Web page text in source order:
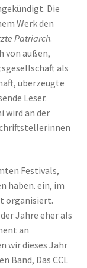
Die
Werk den
Patriarch.
von außen,
als
überzeugte
Leser.
wird an der
Festivals,
haben. ein, im
organisiert.
Jahre eher als
an
wir dieses Jahr
Band, Das CCL